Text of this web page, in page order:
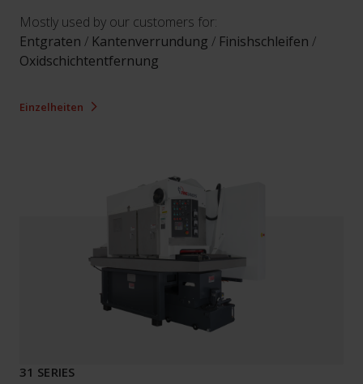
Mostly used by our customers for:
Entgraten / Kantenverrundung / Finishschleifen /
Oxidschichtentfernung
Einzelheiten
31 SERIES